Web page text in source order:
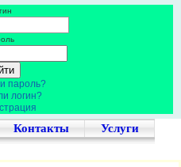
пароль?
логин?
Контакты Услуги